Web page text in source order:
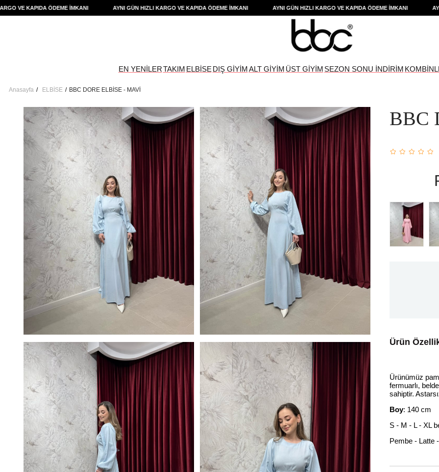
KAPIDA ÖDEME İMKANI AYNI GÜN HIZLI KARGO VE KAPIDA ÖDEME İMKANI AYNI GÜN HIZLI KARGO VE KAPIDA ÖDEME İMKANI AYNI
EN YENİLERTAKIM ELBİSE DIŞ GİYİMALT GİYİM ÜST GİYİM SEZON SONU İNDİRİM
Anasayfa ELBİSE BBC DORE ELBİSE - MAVİ
BBC
Ürün
Ürünümüz
fermuarlı,
sahiptir.
Boy: 140 cm
S - M - L - XL
Pembe - Latte